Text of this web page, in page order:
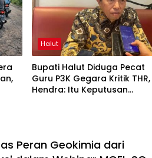
Halut
Bupati Halut Diduga Pecat
Guru P3K Gegara Kritik THR,
Hendra: Itu Keputusan
Peran Geokimia dari